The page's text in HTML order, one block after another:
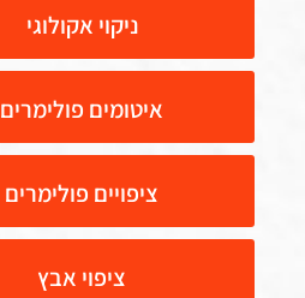
ניקוי אקולוגי
איטומים פולימרים
ציפויים פולימרים
ציפוי אבץ